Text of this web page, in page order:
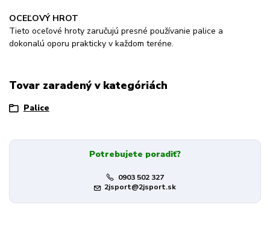
OCEĽOVÝ HROT
Tieto oceľové hroty zaručujú presné používanie palice a
dokonalú oporu prakticky v každom teréne.
Tovar zaradený v kategóriách
Palice
Potrebujete poradiť?
0903 502 327
2jsport@2jsport.sk